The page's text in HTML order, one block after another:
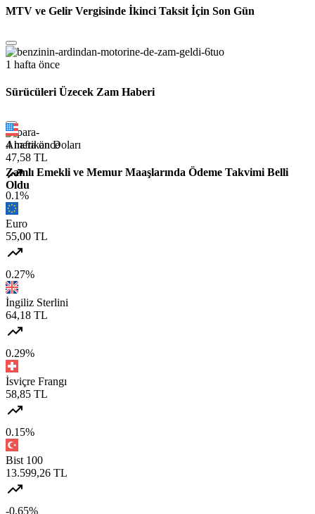
MTV ve Gelir Vergisinde İkinci Taksit İçin Son Gün
1 hafta önce
Sürücüleri Üzecek Zam Haberi
4 hafta önce
Zamlı Emekli ve Memur Maaşlarında Ödeme Takvimi Belli
Oldu
Amerikan Doları
47,58 TL
0.1%
Euro
55,00 TL
0.27%
İngiliz Sterlini
64,18 TL
0.29%
İsviçre Frangı
58,85 TL
0.15%
Bist 100
13.599,26 TL
-0.65%